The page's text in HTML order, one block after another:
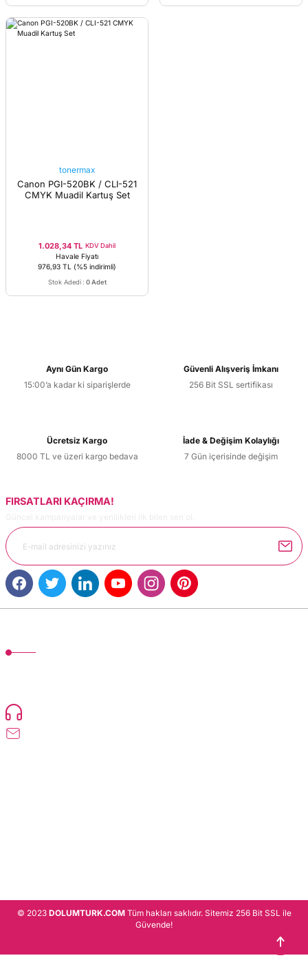
tonermax
Canon PGI-520BK / CLI-521
CMYK Muadil Kartuş Set
1.028,34 TL KDV Dahil
Havale Fiyatı
976,93 TL (%5 indirimli)
Stok Adedi : 0 Adet
Aynı Gün Kargo
15:00’a kadar ki siparişlerde
Güvenli Alışveriş İmkanı
256 Bit SSL sertifikası
Ücretsiz Kargo
8000 TL ve üzeri kargo bedava
İade & Değişim Kolaylığı
7 Gün içerisinde değişim
FIRSATLARI KAÇIRMA!
© 2023 DOLUMTURK.COMTüm hakları saklıdır. Sitemiz 256 Bit SSL ile
Güvende!